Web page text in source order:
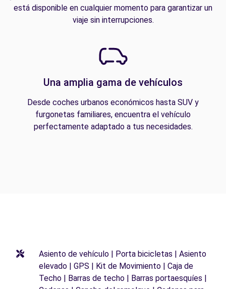
está disponible en cualquier momento para garantizar un
viaje sin interrupciones.
Una amplia gama de vehículos
Desde coches urbanos económicos hasta SUV y
furgonetas familiares, encuentra el vehículo
perfectamente adaptado a tus necesidades.
Asiento de vehículo | Porta bicicletas | Asiento
elevado | GPS | Kit de Movimiento | Caja de
Techo | Barras de techo | Barras portaesquíes |